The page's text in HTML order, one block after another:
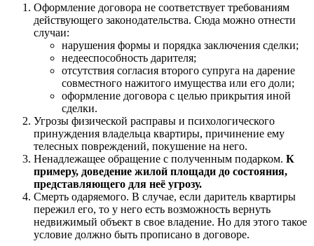
Оформление договора не соответствует требованиям
действующего законодательства. Сюда можно отнести
случаи:
нарушения формы и порядка заключения сделки;
недееспособность дарителя;
отсутствия согласия второго супруга на дарение
совместного нажитого имущества или его доли;
оформление договора с целью прикрытия иной
сделки.
Угрозы физической расправы и психологического
принуждения владельца квартиры, причинение ему
телесных повреждений, покушение на него.
Ненадлежащее обращение с полученным подарком. К
примеру, доведение жилой площади до состояния,
представляющего для неё угрозу.
Смерть одаряемого. В случае, если даритель квартиры
пережил его, то у него есть возможность вернуть
недвижимый объект в свое владение. Но для этого такое
условие должно быть прописано в договоре.